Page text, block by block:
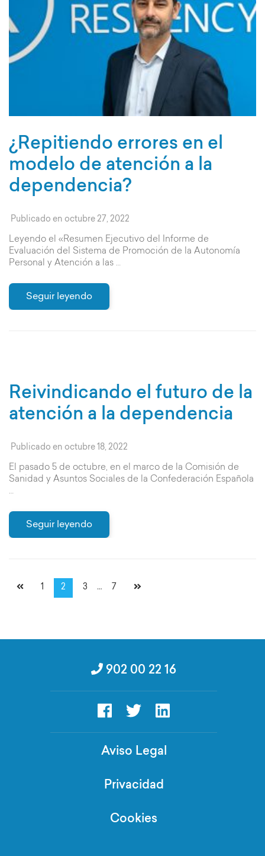
¿Repitiendo errores en el
modelo de atención a la
dependencia?
Publicado en octubre 27, 2022
Leyendo el «Resumen Ejecutivo del Informe de
Evaluación del Sistema de Promoción de la Autonomía
Personal y Atención a las …
Seguir leyendo
Reivindicando el futuro de la
atención a la dependencia
Publicado en octubre 18, 2022
El pasado 5 de octubre, en el marco de la Comisión de
Sanidad y Asuntos Sociales de la Confederación Española
…
Seguir leyendo
Paginación
Página
1 Página
2 Página
3 … Página
7
902 00 22 16
Aviso Legal
Privacidad
Cookies